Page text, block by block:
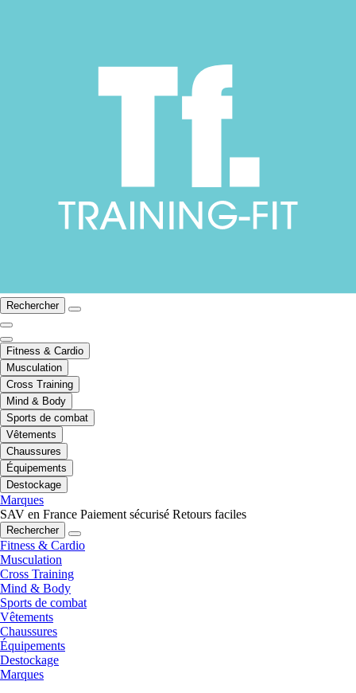
Rechercher
Fitness & Cardio
Musculation
Cross Training
Mind & Body
Sports de combat
Vêtements
Chaussures
Équipements
Destockage
Marques
SAV en France Paiement sécurisé Retours faciles
Rechercher
Fitness & Cardio
Musculation
Cross Training
Mind & Body
Sports de combat
Vêtements
Chaussures
Équipements
Destockage
Marques